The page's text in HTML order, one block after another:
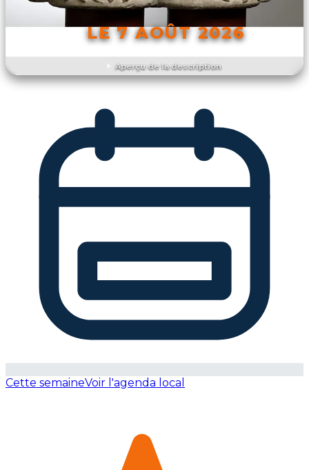
Aperçu de la description
LE 7 AOÛT 2026
DÉCOUVRIR L'ÉVÉNEMENT
Cette semaineVoir l'agenda local